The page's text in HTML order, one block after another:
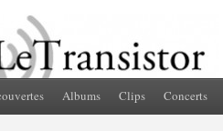
Albums Clips Concerts